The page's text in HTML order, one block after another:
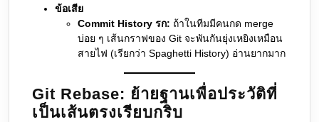
ข้อเสีย
Commit History รก: ถ้าในทีมมีคนกด merge
บ่อย ๆ เส้นกราฟของ Git จะพันกันยุ่งเหยิงเหมือน
สายไฟ (เรียกว่า Spaghetti History) อ่านยากมาก
Git Rebase: ย้ายฐานเพื่อประวัติที่
เป็นเส้นตรงเรียบกริบ